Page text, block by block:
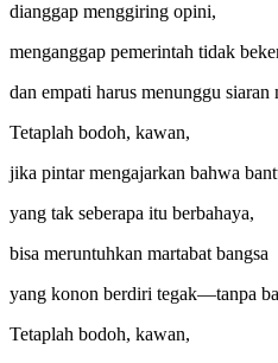
dianggap menggiring opini,
menganggap pemerintah tidak
dan empati harus menunggu siaran
Tetaplah bodoh, kawan,
jika pintar mengajarkan bahwa
yang tak seberapa itu berbahaya,
bisa meruntuhkan martabat bangsa
yang konon berdiri tegak—tanpa
Tetaplah bodoh, kawan,